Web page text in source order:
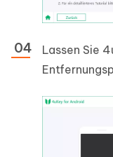
Lassen Sie